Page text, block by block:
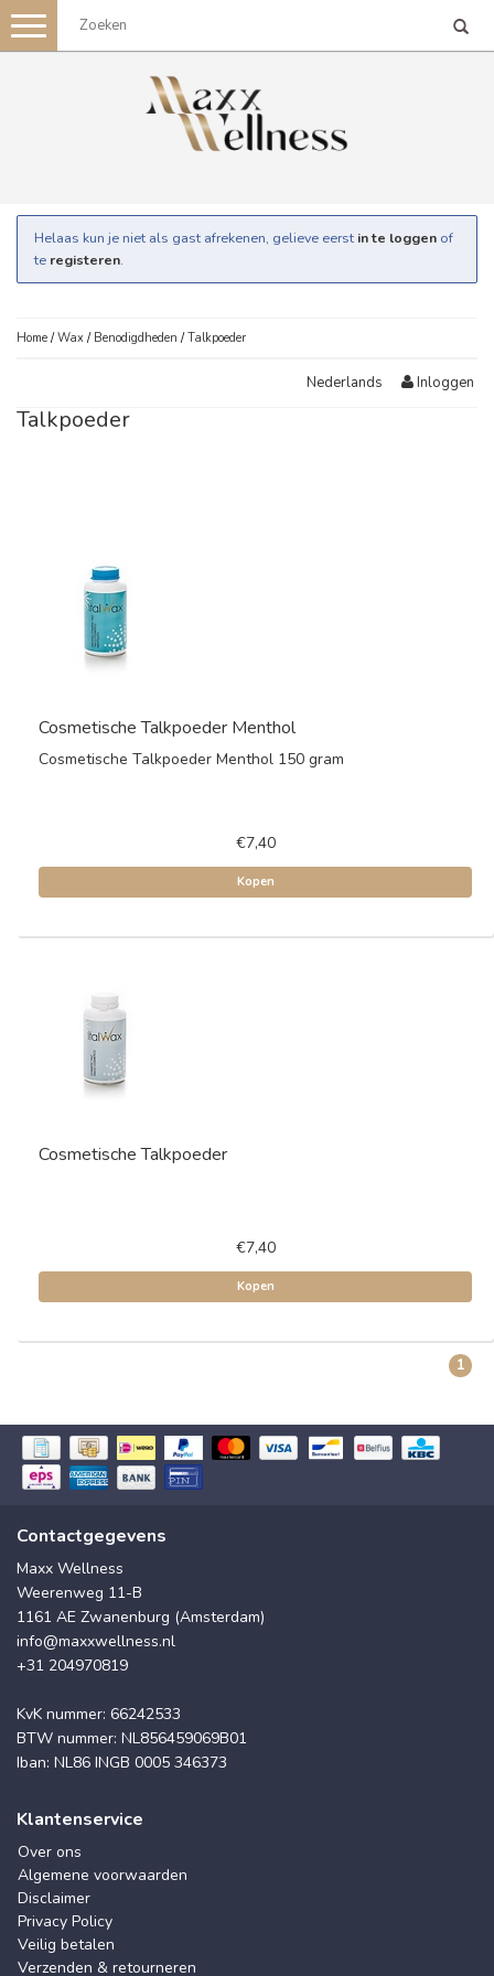
Toggle
navigation
Helaas kun je niet als gast afrekenen, gelieve eerst in te loggen of
te registeren.
Home /Wax / Benodigdheden /Talkpoeder
Nederlands Inloggen
Talkpoeder
Cosmetische Talkpoeder Menthol
Cosmetische Talkpoeder Menthol 150 gram
€7,40
Kopen
Cosmetische Talkpoeder
€7,40
Kopen
1
Contactgegevens
Maxx Wellness
Weerenweg 11-B
1161 AE Zwanenburg (Amsterdam)
info@maxxwellness.nl
+31 204970819
KvK nummer: 66242533
BTW nummer: NL856459069B01
Iban: NL86 INGB 0005 346373
Klantenservice
Over ons
Algemene voorwaarden
Disclaimer
Privacy Policy
Veilig betalen
Verzenden & retourneren